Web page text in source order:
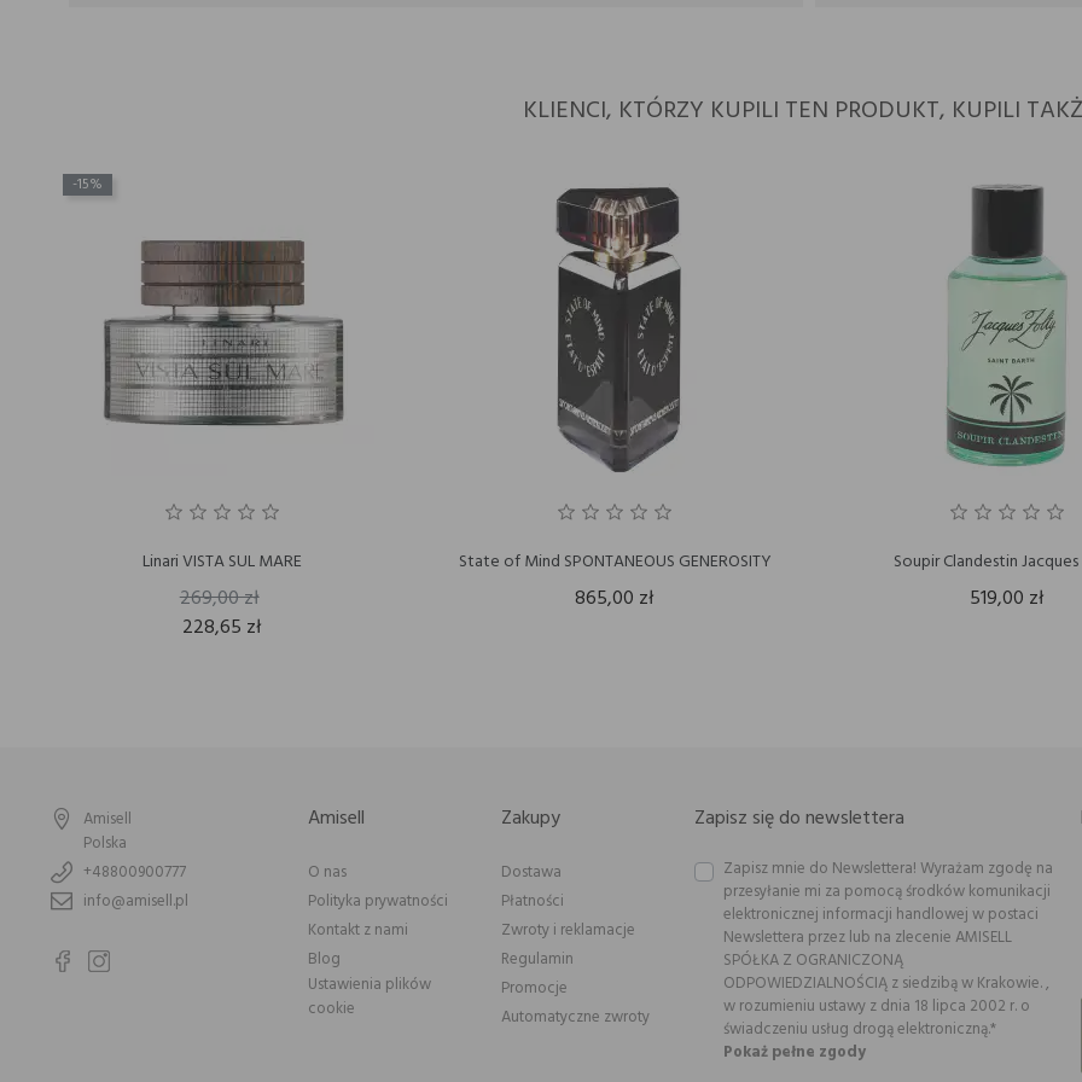
KLIENCI, KTÓRZY KUPILI TEN PRODUKT, KUPILI
-15%
Linari VISTA SUL MARE
269,00 zł
228,65 zł
State of Mind SPONTANEOUS GENEROSITY
865,00 zł
Soupir Clandestin
519,00 zł
Amisell
Polska
+48800900777
info@amisell.pl
Amisell
O nas
Polityka prywatności
Kontakt z nami
Blog
Ustawienia plików
cookie
Zakupy
Dostawa
Płatności
Zwroty i reklamacje
Regulamin
Promocje
Automatyczne zwroty
Zapisz się do newslettera
Zapisz mnie do Newslettera! Wyrażam zgodę na
przesyłanie mi za pomocą środków komunikacji
elektronicznej informacji handlowej w postaci
Newslettera przez lub na zlecenie AMISELL
SPÓŁKA Z OGRANICZONĄ
ODPOWIEDZIALNOŚCIĄ z siedzibą w Krakowie. ,
w rozumieniu ustawy z dnia 18 lipca 2002 r. o
świadczeniu usług drogą elektroniczną.*
Pokaż pełne zgody